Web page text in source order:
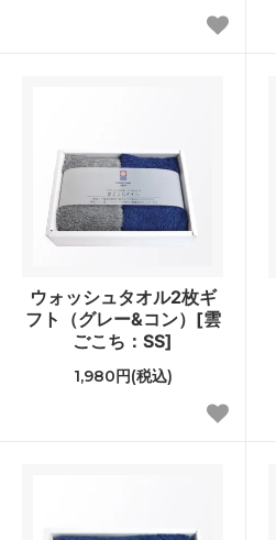
ウォッシュタオル2枚ギ
フト（グレー&コン）[雲
ごこち：SS]
1,980円(税込)